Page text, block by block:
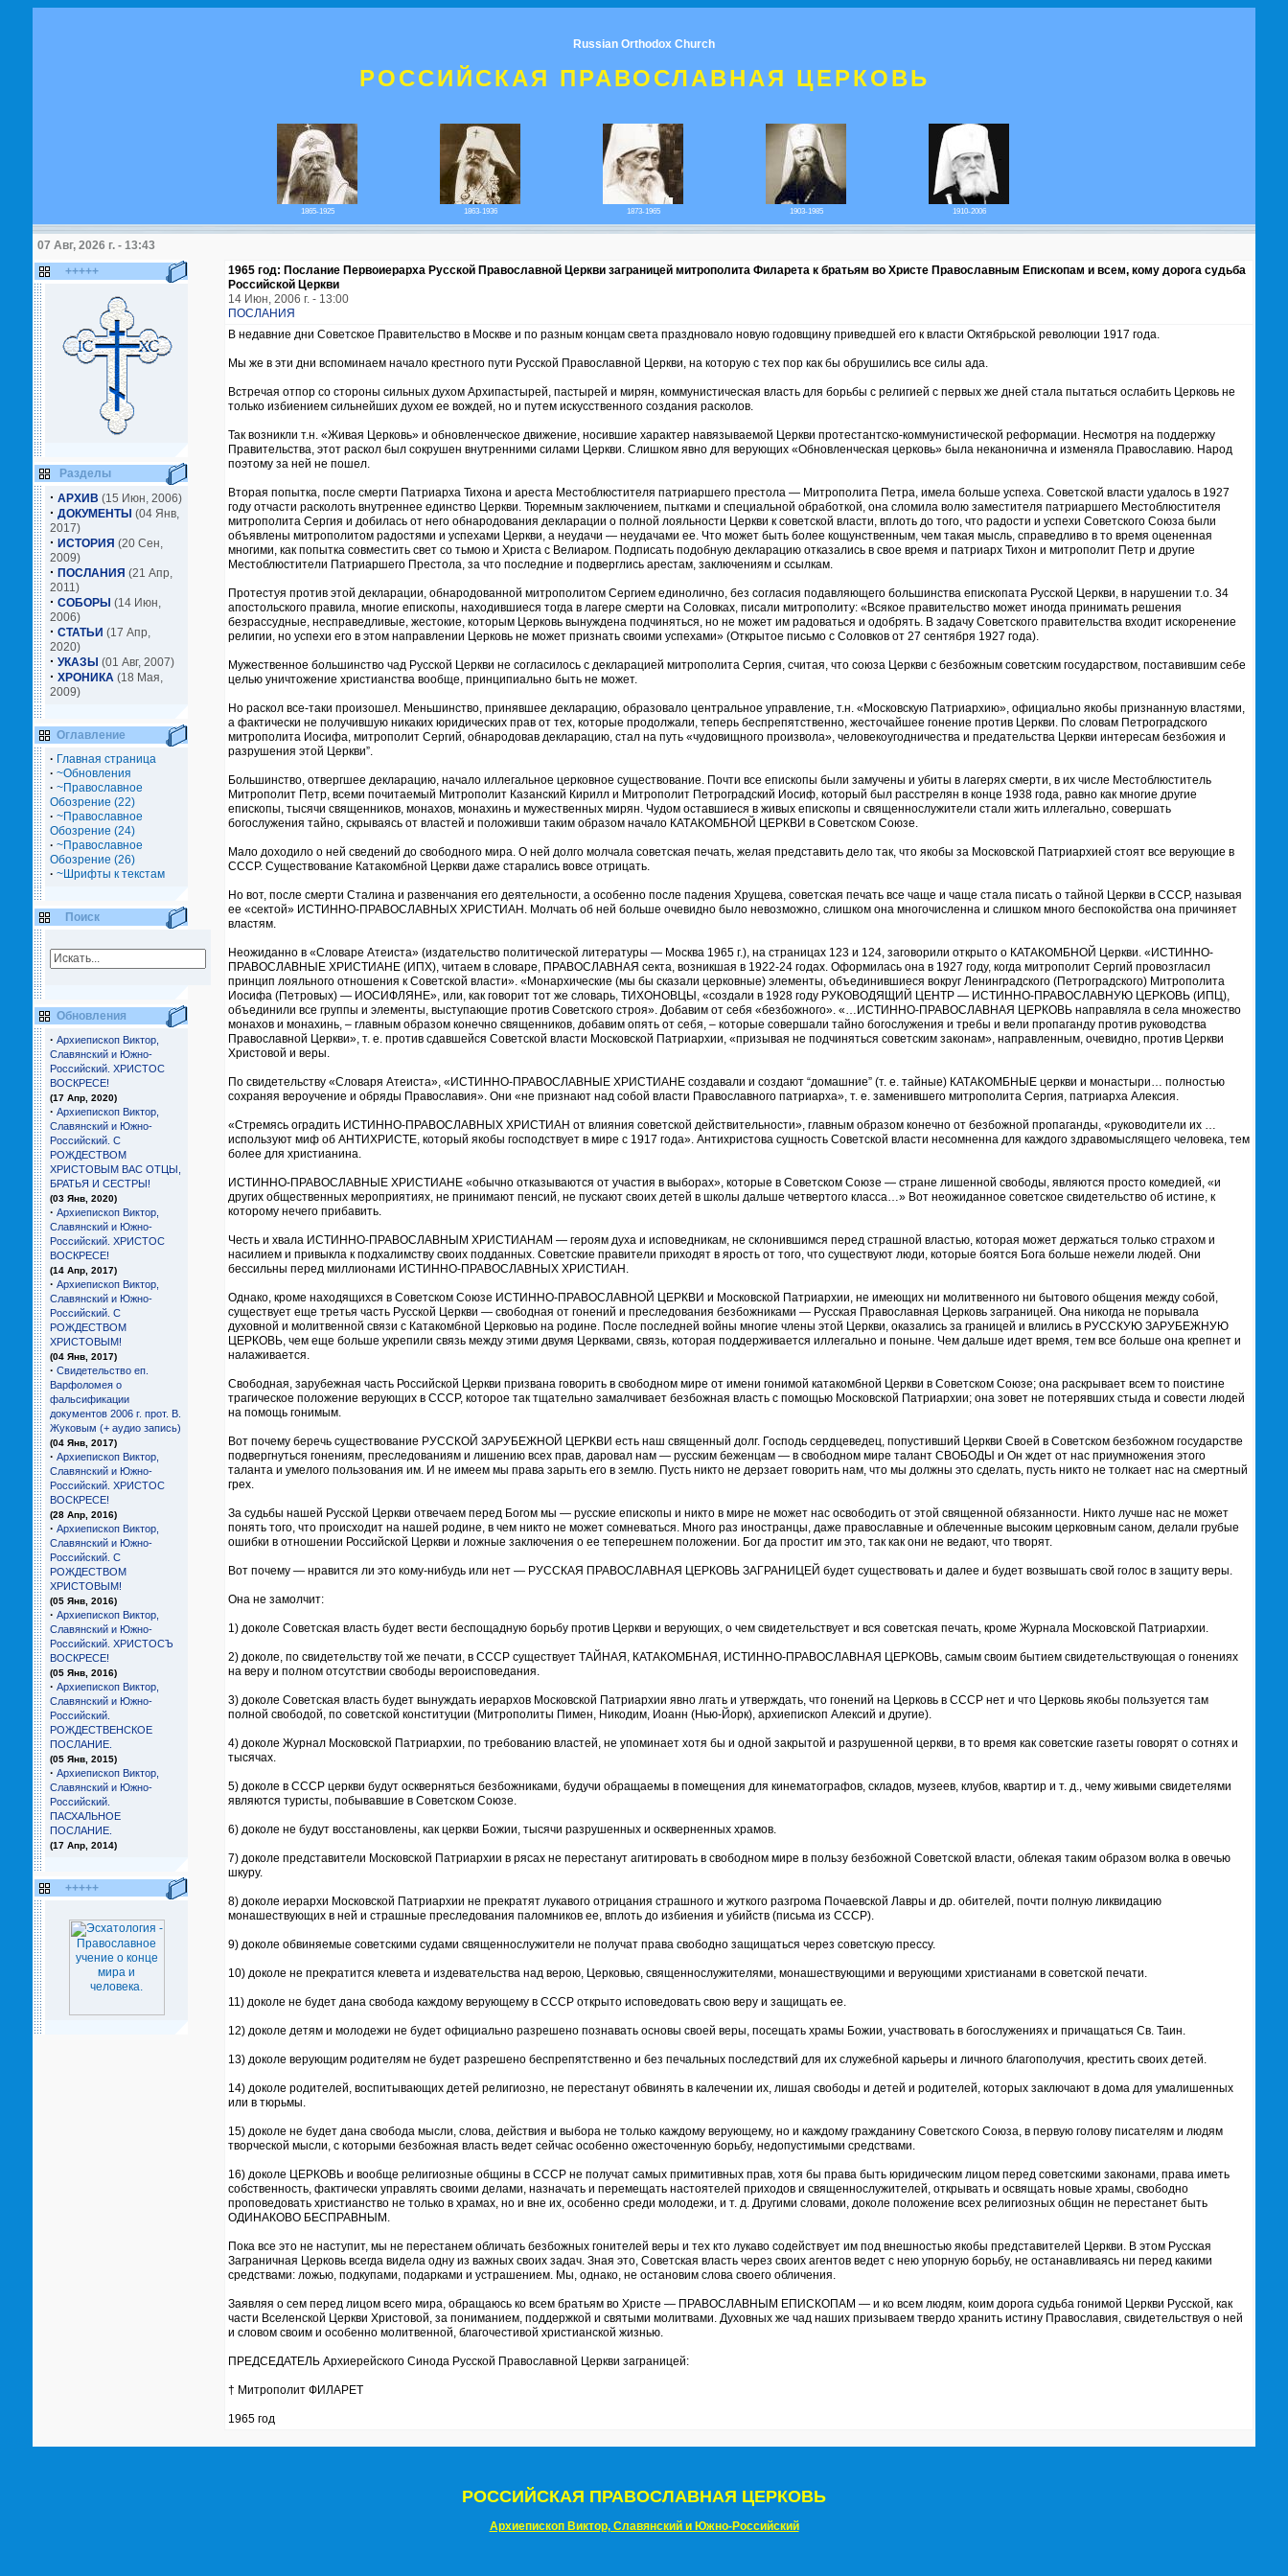
Russian Orthodox Church
РОССИЙСКАЯ ПРАВОСЛАВНАЯ ЦЕРКОВЬ
1865-1925 1863-1936 1873-1965 1903-1985 1910-2006
07 Авг, 2026 г. - 13:43
+++++
Разделы
· АРХИВ (15 Июн, 2006)
· ДОКУМЕНТЫ (04 Янв,
2017)
· ИСТОРИЯ (20 Сен,
2009)
· ПОСЛАНИЯ (21 Апр,
2011)
· СОБОРЫ (14 Июн,
2006)
· СТАТЬИ (17 Апр,
2020)
· УКАЗЫ (01 Авг, 2007)
· ХРОНИКА (18 Мая,
2009)
Оглавление
· Главная страница
· ~Обновления
· ~Православное
Обозрение (22)
· ~Православное
Обозрение (24)
· ~Православное
Обозрение (26)
· ~Шрифты к текстам
Поиск
Обновления
· Архиепископ Виктор,
Славянский и Южно-
Российский. ХРИСТОС
ВОСКРЕСЕ!
(17 Апр, 2020)
· Архиепископ Виктор,
Славянский и Южно-
Российский. С
РОЖДЕСТВОМ
ХРИСТОВЫМ ВАС ОТЦЫ,
БРАТЬЯ И СЕCТРЫ!
(03 Янв, 2020)
· Архиепископ Виктор,
Славянский и Южно-
Российский. ХРИСТОС
ВОСКРЕСЕ!
(14 Апр, 2017)
· Архиепископ Виктор,
Славянский и Южно-
Российский. С
РОЖДЕСТВОМ
ХРИСТОВЫМ!
(04 Янв, 2017)
· Свидетельство еп.
Варфоломея о
фальсификации
документов 2006 г. прот. В.
Жуковым (+ аудио запись)
(04 Янв, 2017)
· Архиепископ Виктор,
Славянский и Южно-
Российский. ХРИСТОС
ВОСКРЕСЕ!
(28 Апр, 2016)
· Архиепископ Виктор,
Славянский и Южно-
Российский. С
РОЖДЕСТВОМ
ХРИСТОВЫМ!
(05 Янв, 2016)
· Архиепископ Виктор,
Славянский и Южно-
Российский. ХРИСТОСЪ
ВОСКРЕСЕ!
(05 Янв, 2016)
· Архиепископ Виктор,
Славянский и Южно-
Российский.
РОЖДЕСТВЕНСКОЕ
ПОСЛАНИЕ.
(05 Янв, 2015)
· Архиепископ Виктор,
Славянский и Южно-
Российский.
ПАСХАЛЬНОЕ
ПОСЛАНИЕ.
(17 Апр, 2014)
+++++
1965 год: Послание Первоиерарха Русской Православной Церкви заграницей митрополита Филарета к братьям во Христе Православным Епископам и всем, кому дорога судьба
Российской Церкви
14 Июн, 2006 г. - 13:00
ПОСЛАНИЯ
В недавние дни Советское Правительство в Москве и по разным концам света праздновало новую годовщину приведшей его к власти Октябрьской революции 1917 года.
Мы же в эти дни вспоминаем начало крестного пути Русской Православной Церкви, на которую с тех пор как бы обрушились все силы ада.
Встречая отпор со стороны сильных духом Архипастырей, пастырей и мирян, коммунистическая власть для борьбы с религией с первых же дней стала пытаться ослабить Церковь не
только избиением сильнейших духом ее вождей, но и путем искусственного создания расколов.
Так возникли т.н. «Живая Церковь» и обновленческое движение, носившие характер навязываемой Церкви протестантско-коммунистической реформации. Несмотря на поддержку
Правительства, этот раскол был сокрушен внутренними силами Церкви. Слишком явно для верующих «Обновленческая церковь» была неканонична и изменяла Православию. Народ
поэтому за ней не пошел.
Вторая попытка, после смерти Патриарха Тихона и ареста Местоблюстителя патриаршего престола — Митрополита Петра, имела больше успеха. Советской власти удалось в 1927
году отчасти расколоть внутреннее единство Церкви. Тюремным заключением, пытками и специальной обработкой, она сломила волю заместителя патриаршего Местоблюстителя
митрополита Сергия и добилась от него обнародования декларации о полной лояльности Церкви к советской власти, вплоть до того, что радости и успехи Советского Союза были
объявлены митрополитом радостями и успехами Церкви, а неудачи — неудачами ее. Что может быть более кощунственным, чем такая мысль, справедливо в то время оцененная
многими, как попытка совместить свет со тьмою и Христа с Велиаром. Подписать подобную декларацию отказались в свое время и патриарх Тихон и митрополит Петр и другие
Местоблюстители Патриаршего Престола, за что последние и подверглись арестам, заключениям и ссылкам.
Протестуя против этой декларации, обнародованной митрополитом Сергием единолично, без согласия подавляющего большинства епископата Русской Церкви, в нарушении т.о. 34
апостольского правила, многие епископы, находившиеся тогда в лагере смерти на Соловках, писали митрополиту: «Всякое правительство может иногда принимать решения
безрассудные, несправедливые, жестокие, которым Церковь вынуждена подчиняться, но не может им радоваться и одобрять. В задачу Советского правительства входит искоренение
религии, но успехи его в этом направлении Церковь не может признать своими успехами» (Открытое письмо с Соловков от 27 сентября 1927 года).
Мужественное большинство чад Русской Церкви не согласилось с декларацией митрополита Сергия, считая, что союза Церкви с безбожным советским государством, поставившим себе
целью уничтожение христианства вообще, принципиально быть не может.
Но раскол все-таки произошел. Меньшинство, принявшее декларацию, образовало центральное управление, т.н. «Московскую Патриархию», официально якобы признанную властями,
а фактически не получившую никаких юридических прав от тех, которые продолжали, теперь беспрепятственно, жесточайшее гонение против Церкви. По словам Петроградского
митрополита Иосифа, митрополит Сергий, обнародовав декларацию, стал на путь «чудовищного произвола», человекоугодничества и предательства Церкви интересам безбожия и
разрушения этой Церкви”.
Большинство, отвергшее декларацию, начало иллегальное церковное существование. Почти все епископы были замучены и убиты в лагерях смерти, в их числе Местоблюститель
Митрополит Петр, всеми почитаемый Митрополит Казанский Кирилл и Митрополит Петроградский Иосиф, который был расстрелян в конце 1938 года, равно как многие другие
епископы, тысячи священников, монахов, монахинь и мужественных мирян. Чудом оставшиеся в живых епископы и священнослужители стали жить иллегально, совершать
богослужения тайно, скрываясь от властей и положивши таким образом начало КАТАКОМБНОЙ ЦЕРКВИ в Советском Союзе.
Мало доходило о ней сведений до свободного мира. О ней долго молчала советская печать, желая представить дело так, что якобы за Московской Патриархией стоят все верующие в
СССР. Существование Катакомбной Церкви даже старались вовсе отрицать.
Но вот, после смерти Сталина и развенчания его деятельности, а особенно после падения Хрущева, советская печать все чаще и чаще стала писать о тайной Церкви в СССР, называя
ее «сектой» ИСТИННО-ПРАВОСЛАВНЫХ ХРИСТИАН. Молчать об ней больше очевидно было невозможно, слишком она многочисленна и слишком много беспокойства она причиняет
властям.
Неожиданно в «Словаре Атеиста» (издательство политической литературы — Москва 1965 г.), на страницах 123 и 124, заговорили открыто о КАТАКОМБНОЙ Церкви. «ИСТИННО-
ПРАВОСЛАВНЫЕ ХРИСТИАНЕ (ИПХ), читаем в словаре, ПРАВОСЛАВНАЯ секта, возникшая в 1922-24 годах. Оформилась она в 1927 году, когда митрополит Сергий провозгласил
принцип лояльного отношения к Советской власти». «Монархические (мы бы сказали церковные) элементы, объединившиеся вокруг Ленинградского (Петроградского) Митрополита
Иосифа (Петровых) — ИОСИФЛЯНЕ», или, как говорит тот же словарь, ТИХОНОВЦЫ, «создали в 1928 году РУКОВОДЯЩИЙ ЦЕНТР — ИСТИННО-ПРАВОСЛАВНУЮ ЦЕРКОВЬ (ИПЦ),
объединили все группы и элементы, выступающие против Советского строя». Добавим от себя «безбожного». «…ИСТИННО-ПРАВОСЛАВНАЯ ЦЕРКОВЬ направляла в села множество
монахов и монахинь, – главным образом конечно священников, добавим опять от себя, – которые совершали тайно богослужения и требы и вели пропаганду против руководства
Православной Церкви», т. е. против сдавшейся Советской власти Московской Патриархии, «призывая не подчиняться советским законам», направленным, очевидно, против Церкви
Христовой и веры.
По свидетельству «Словаря Атеиста», «ИСТИННО-ПРАВОСЛАВНЫЕ ХРИСТИАНЕ создавали и создают “домашние” (т. е. тайные) КАТАКОМБНЫЕ церкви и монастыри… полностью
сохраняя вероучение и обряды Православия». Они «не признают над собой власти Православного патриарха», т. е. заменившего митрополита Сергия, патриарха Алексия.
«Стремясь оградить ИСТИННО-ПРАВОСЛАВНЫХ ХРИСТИАН от влияния советской действительности», главным образом конечно от безбожной пропаганды, «руководители их …
используют миф об АНТИХРИСТЕ, который якобы господствует в мире с 1917 года». Антихристова сущность Советской власти несомненна для каждого здравомыслящего человека, тем
более для христианина.
ИСТИННО-ПРАВОСЛАВНЫЕ ХРИСТИАНЕ «обычно отказываются от участия в выборах», которые в Советском Союзе — стране лишенной свободы, являются просто комедией, «и
других общественных мероприятиях, не принимают пенсий, не пускают своих детей в школы дальше четвертого класса…» Вот неожиданное советское свидетельство об истине, к
которому нечего прибавить.
Честь и хвала ИСТИННО-ПРАВОСЛАВНЫМ ХРИСТИАНАМ — героям духа и исповедникам, не склонившимся перед страшной властью, которая может держаться только страхом и
насилием и привыкла к подхалимству своих подданных. Советские правители приходят в ярость от того, что существуют люди, которые боятся Бога больше нежели людей. Они
бессильны перед миллионами ИСТИННО-ПРАВОСЛАВНЫХ ХРИСТИАН.
Однако, кроме находящихся в Советском Союзе ИСТИННО-ПРАВОСЛАВНОЙ ЦЕРКВИ и Московской Патриархии, не имеющих ни молитвенного ни бытового общения между собой,
существует еще третья часть Русской Церкви — свободная от гонений и преследования безбожниками — Русская Православная Церковь заграницей. Она никогда не порывала
духовной и молитвенной связи с Катакомбной Церковью на родине. После последней войны многие члены этой Церкви, оказались за границей и влились в РУССКУЮ ЗАРУБЕЖНУЮ
ЦЕРКОВЬ, чем еще больше укрепили связь между этими двумя Церквами, связь, которая поддерживается иллегально и поныне. Чем дальше идет время, тем все больше она крепнет и
налаживается.
Свободная, зарубежная часть Российской Церкви призвана говорить в свободном мире от имени гонимой катакомбной Церкви в Советском Союзе; она раскрывает всем то поистине
трагическое положение верующих в СССР, которое так тщательно замалчивает безбожная власть с помощью Московской Патриархии; она зовет не потерявших стыда и совести людей
на помощь гонимым.
Вот почему беречь существование РУССКОЙ ЗАРУБЕЖНОЙ ЦЕРКВИ есть наш священный долг. Господь сердцеведец, попустивший Церкви Своей в Советском безбожном государстве
подвергнуться гонениям, преследованиям и лишению всех прав, даровал нам — русским беженцам — в свободном мире талант СВОБОДЫ и Он ждет от нас приумножения этого
таланта и умелого пользования им. И не имеем мы права зарыть его в землю. Пусть никто не дерзает говорить нам, что мы должны это сделать, пусть никто не толкает нас на смертный
грех.
За судьбы нашей Русской Церкви отвечаем перед Богом мы — русские епископы и никто в мире не может нас освободить от этой священной обязанности. Никто лучше нас не может
понять того, что происходит на нашей родине, в чем никто не может сомневаться. Много раз иностранцы, даже православные и облеченные высоким церковным саном, делали грубые
ошибки в отношении Российской Церкви и ложные заключения о ее теперешнем положении. Бог да простит им это, так как они не ведают, что творят.
Вот почему — нравится ли это кому-нибудь или нет — РУССКАЯ ПРАВОСЛАВНАЯ ЦЕРКОВЬ ЗАГРАНИЦЕЙ будет существовать и далее и будет возвышать свой голос в защиту веры.
Она не замолчит:
1) доколе Советская власть будет вести беспощадную борьбу против Церкви и верующих, о чем свидетельствует и вся советская печать, кроме Журнала Московской Патриархии.
2) доколе, по свидетельству той же печати, в СССР существует ТАЙНАЯ, КАТАКОМБНАЯ, ИСТИННО-ПРАВОСЛАВНАЯ ЦЕРКОВЬ, самым своим бытием свидетельствующая о гонениях
на веру и полном отсутствии свободы вероисповедания.
3) доколе Советская власть будет вынуждать иерархов Московской Патриархии явно лгать и утверждать, что гонений на Церковь в СССР нет и что Церковь якобы пользуется там
полной свободой, по советской конституции (Митрополиты Пимен, Никодим, Иоанн (Нью-Йорк), архиепископ Алексий и другие).
4) доколе Журнал Московской Патриархии, по требованию властей, не упоминает хотя бы и одной закрытой и разрушенной церкви, в то время как советские газеты говорят о сотнях и
тысячах.
5) доколе в СССР церкви будут оскверняться безбожниками, будучи обращаемы в помещения для кинематографов, складов, музеев, клубов, квартир и т. д., чему живыми свидетелями
являются туристы, побывавшие в Советском Союзе.
6) доколе не будут восстановлены, как церкви Божии, тысячи разрушенных и оскверненных храмов.
7) доколе представители Московской Патриархии в рясах не перестанут агитировать в свободном мире в пользу безбожной Советской власти, облекая таким образом волка в овечью
шкуру.
8) доколе иерархи Московской Патриархии не прекратят лукавого отрицания страшного и жуткого разгрома Почаевской Лавры и др. обителей, почти полную ликвидацию
монашествующих в ней и страшные преследования паломников ее, вплоть до избиения и убийств (письма из СССР).
9) доколе обвиняемые советскими судами священнослужители не получат права свободно защищаться через советскую прессу.
10) доколе не прекратится клевета и издевательства над верою, Церковью, священнослужителями, монашествующими и верующими христианами в советской печати.
11) доколе не будет дана свобода каждому верующему в СССР открыто исповедовать свою веру и защищать ее.
12) доколе детям и молодежи не будет официально разрешено познавать основы своей веры, посещать храмы Божии, участвовать в богослужениях и причащаться Св. Таин.
13) доколе верующим родителям не будет разрешено беспрепятственно и без печальных последствий для их служебной карьеры и личного благополучия, крестить своих детей.
14) доколе родителей, воспитывающих детей религиозно, не перестанут обвинять в калечении их, лишая свободы и детей и родителей, которых заключают в дома для умалишенных
или в тюрьмы.
15) доколе не будет дана свобода мысли, слова, действия и выбора не только каждому верующему, но и каждому гражданину Советского Союза, в первую голову писателям и людям
творческой мысли, с которыми безбожная власть ведет сейчас особенно ожесточенную борьбу, недопустимыми средствами.
16) доколе ЦЕРКОВЬ и вообще религиозные общины в СССР не получат самых примитивных прав, хотя бы права быть юридическим лицом перед советскими законами, права иметь
собственность, фактически управлять своими делами, назначать и перемещать настоятелей приходов и священнослужителей, открывать и освящать новые храмы, свободно
проповедовать христианство не только в храмах, но и вне их, особенно среди молодежи, и т. д. Другими словами, доколе положение всех религиозных общин не перестанет быть
ОДИНАКОВО БЕСПРАВНЫМ.
Пока все это не наступит, мы не перестанем обличать безбожных гонителей веры и тех кто лукаво содействует им под внешностью якобы представителей Церкви. В этом Русская
Заграничная Церковь всегда видела одну из важных своих задач. Зная это, Советская власть через своих агентов ведет с нею упорную борьбу, не останавливаясь ни перед какими
средствами: ложью, подкупами, подарками и устрашением. Мы, однако, не остановим слова своего обличения.
Заявляя о сем перед лицом всего мира, обращаюсь ко всем братьям во Христе — ПРАВОСЛАВНЫМ ЕПИСКОПАМ — и ко всем людям, коим дорога судьба гонимой Церкви Русской, как
части Вселенской Церкви Христовой, за пониманием, поддержкой и святыми молитвами. Духовных же чад наших призываем твердо хранить истину Православия, свидетельствуя о ней
и словом своим и особенно молитвенной, благочестивой христианской жизнью.
ПРЕДСЕДАТЕЛЬ Архиерейского Синода Русской Православной Церкви заграницей:
† Митрополит ФИЛАРЕТ
1965 год
РОССИЙСКАЯ ПРАВОСЛАВНАЯ ЦЕРКОВЬ
Архиепископ Виктор, Славянский и Южно-Российский